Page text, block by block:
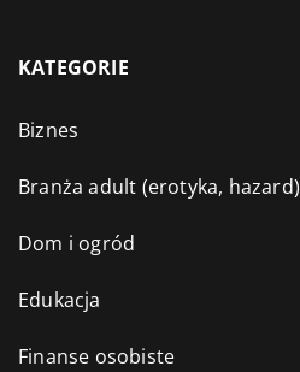
KATEGORIE
Biznes
Branża adult (erotyka, hazard)
Dom i ogród
Edukacja
Finanse osobiste